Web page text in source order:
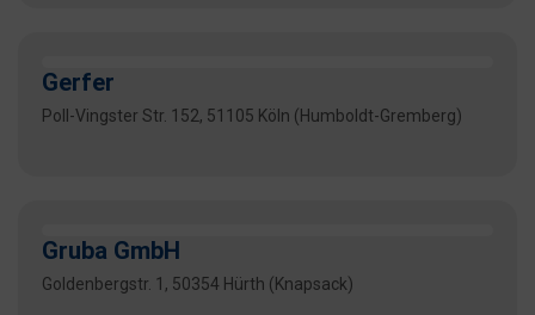
Gerfer
Poll-Vingster Str. 152, 51105 Köln (Humboldt-Gremberg)
Gruba GmbH
Goldenbergstr. 1, 50354 Hürth (Knapsack)